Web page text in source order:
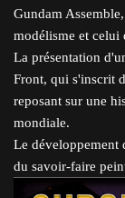
Gundam
modélisme et celui
La présentation
Front, qui s'inscrit
reposant sur une
mondiale.
Le développement
du savoir-faire